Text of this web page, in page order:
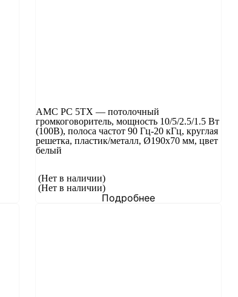
AMC PC 5TX — потолочный
громкоговоритель, мощность 10/5/2.5/1.5 Вт
(100В), полоса частот 90 Гц-20 кГц, круглая
решетка, пластик/металл, Ø190х70 мм, цвет
белый
(Нет в наличии)
(Нет в наличии)
Подробнее